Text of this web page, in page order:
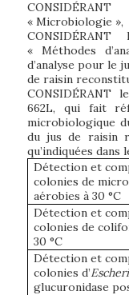
« Microbiologie »,
« Méthodes
d’analyse pour le
de raisin
CONSIDÉRANT
662L, qui fait
microbiologique
du jus de raisin
qu’indiquées dans
Détection et
colonies de
aérobies à 30 °C
Détection et
colonies de
30 °C
Détection et
colonies d’
glucuronidase